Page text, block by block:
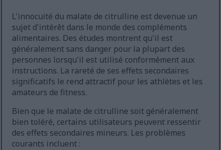
L'innocuité du malate de citrulline est devenue un
sujet d'intérêt dans le monde des compléments
alimentaires. Des études montrent qu'il est
généralement sans danger pour la plupart des
personnes lorsqu'il est utilisé conformément aux
instructions. La rareté de ses effets secondaires
significatifs le rend attractif pour les athlètes et les
amateurs de fitness.
Bien que le malate de citrulline soit généralement
bien toléré, certains utilisateurs peuvent ressentir
des effets secondaires mineurs. Les problèmes
courants incluent :